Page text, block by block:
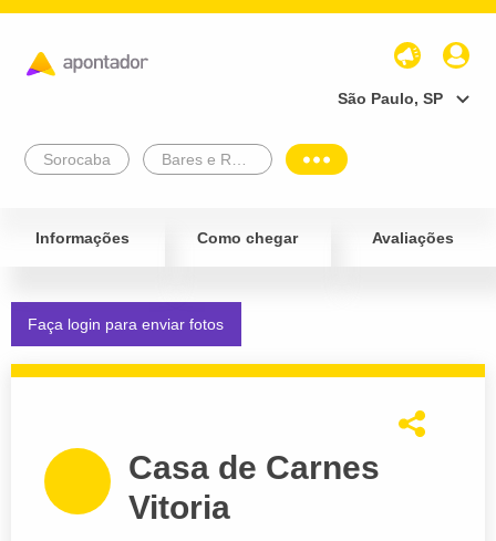
São Paulo, SP
Sorocaba
Informações Como chegar Avaliações
Faça login para enviar fotos
Casa de Carnes
Vitoria